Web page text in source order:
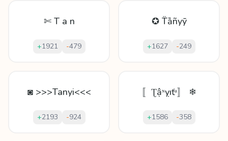
✄ T a n
+1921 -479
✪ T̈ȁñyȳ
+1627 -249
◙ >>>Tanyi<<<
+2193 -924
〚Ʈậᶰỵıťᵃ〛 ❄
+1586 -358